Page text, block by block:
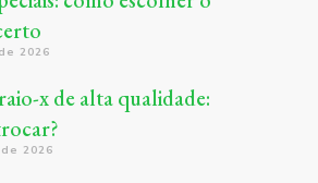
2026
x de alta qualidade:
2026